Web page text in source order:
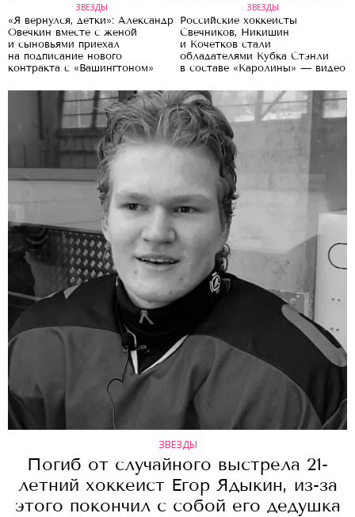
ЗВЕЗДЫ
«Я вернулся, детки»: Александр
Овечкин вместе с женой
и сыновьями приехал
на подписание нового
контракта с «Вашингтоном»
ЗВЕЗДЫ
Российские хоккеисты
Свечников, Никишин
и Кочетков стали
обладателями Кубка Стэнли
в составе «Каролины» — видео
ЗВЕЗДЫ
Погиб от случайного выстрела 21-
летний хоккеист Егор Ядыкин, из-за
этого покончил с собой его дедушка